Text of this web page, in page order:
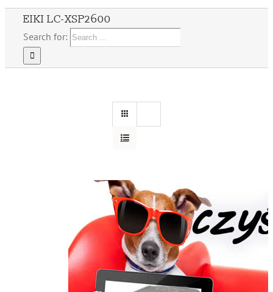
EIKI LC-XSP2600
Search for: